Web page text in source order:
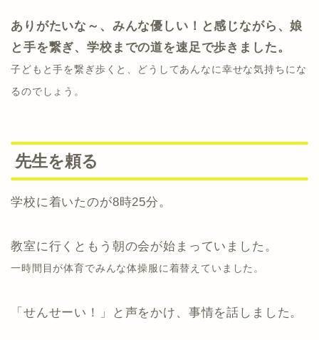
ありがたいな～、みんな優しい！と感じながら、娘
と手を繋ぎ、学校までの道を速足で歩きました。
子どもと手を繋ぎ歩くと、どうしてあんなに幸せな気持ちにな
るのでしょう。
先生を頼る
学校に着いたのが8時25分。
教室に行くともう朝の会が始まっていました。
一時間目が体育でみんな体操服に着替えていました。
「せんせーい！」と声をかけ、事情を話しました。